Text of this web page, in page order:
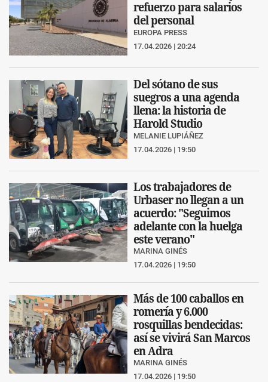
refuerzo para salarios
del personal
EUROPA PRESS
17.04.2026 | 20:24
Del sótano de sus
suegros a una agenda
llena: la historia de
Harold Studio
MELANIE LUPIÁÑEZ
17.04.2026 | 19:50
Los trabajadores de
Urbaser no llegan a un
acuerdo: "Seguimos
adelante con la huelga
este verano"
MARINA GINÉS
17.04.2026 | 19:50
Más de 100 caballos en
romería y 6.000
rosquillas bendecidas:
así se vivirá San Marcos
en Adra
MARINA GINÉS
17.04.2026 | 19:50